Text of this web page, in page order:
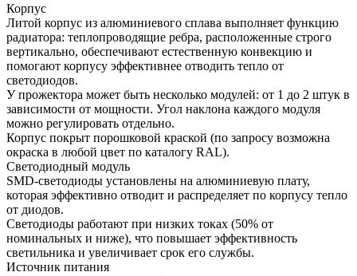
Корпус
Литой корпус из алюминиевого сплава выполняет функцию
радиатора: теплопроводящие ребра, расположенные строго
вертикально, обеспечивают естественную конвекцию и
помогают корпусу эффективнее отводить тепло от
светодиодов.
У прожектора может быть несколько модулей: от 1 до 2 штук в
зависимости от мощности. Угол наклона каждого модуля
можно регулировать отдельно.
Корпус покрыт порошковой краской (по запросу возможна
окраска в любой цвет по каталогу RAL).
Светодиодный модуль
SMD-светодиоды установлены на алюминиевую плату,
которая эффективно отводит и распределяет по корпусу тепло
от диодов.
Светодиоды работают при низких токах (50% от
номинальных и ниже), что повышает эффективность
светильника и увеличивает срок его службы.
Источник питания